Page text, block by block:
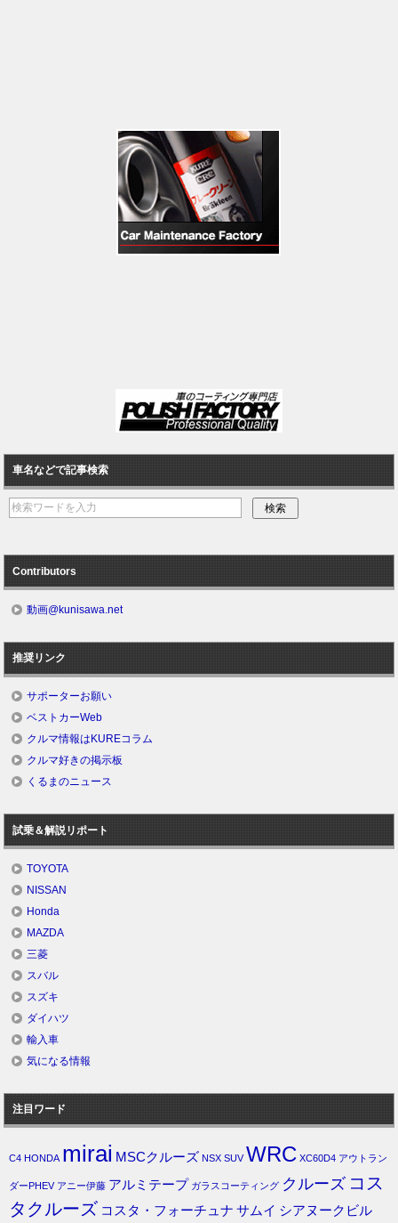
車名などで記事検索
Contributors
動画@kunisawa.net
推奨リンク
サポーターお願い
ベストカーWeb
クルマ情報はKUREコラム
クルマ好きの掲示板
くるまのニュース
試乗＆解説リポート
TOYOTA
NISSAN
Honda
MAZDA
三菱
スバル
スズキ
ダイハツ
輸入車
気になる情報
注目ワード
C4 HONDA mirai MSCクルーズ NSX SUV WRC XC60D4 アウトラン
ダーPHEV アニー伊藤 アルミテープ ガラスコーティング クルーズ コス
タクルーズ コスタ・フォーチュナ サムイ シアヌークビル